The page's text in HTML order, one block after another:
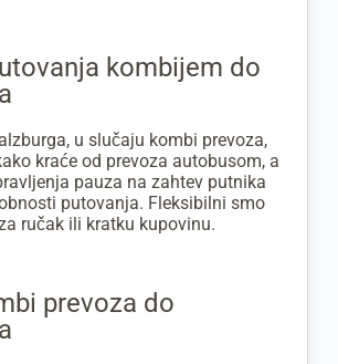
kombijem do
u slučaju kombi prevoza,
kraće od prevoza autobusom, a
pauza na zahtev putnika
putovanja. Fleksibilni smo
ručak ili kratku kupovinu.
prevoza do